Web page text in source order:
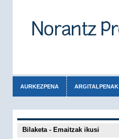
AURKEZPENA ARGITALPENAK
Bilaketa - Emaitzak ikusi